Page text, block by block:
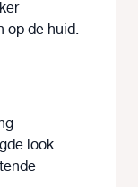
op de huid.
look